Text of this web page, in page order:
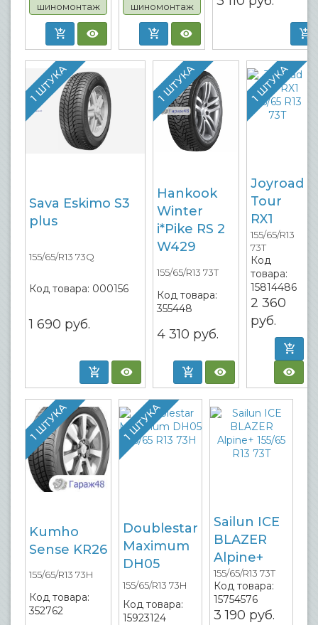
шиномонтаж
шиномонтаж
1 ШТУКА
Sava Eskimo S3
plus
155/65/R13 73Q
Код товара: 000156
1 690 руб.
1 ШТУКА
Hankook
Winter
i*Pike RS 2
W429
155/65/R13 73T
Код товара:
355448
4 310 руб.
1 ШТУКА
Joyroad
Tour
RX1
155/65/R13
73T
Код
товара:
15814486
2 360
руб.
1 ШТУКА
Kumho
Sense KR26
155/65/R13 73H
Код товара:
352762
1 ШТУКА
Doublestar
Maximum
DH05
155/65/R13 73H
Код товара:
15923124
Sailun ICE
BLAZER
Alpine+
155/65/R13 73T
Код товара:
15754576
3 190 руб.